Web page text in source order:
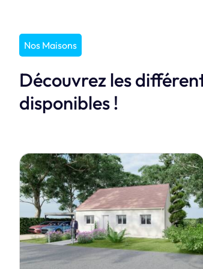
Nos Maisons
Découvrez les
disponibles !